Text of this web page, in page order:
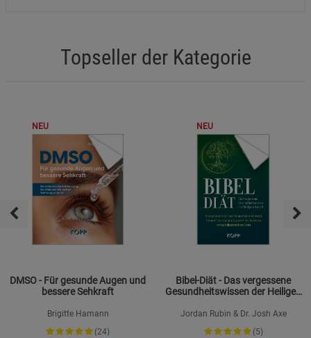
Topseller der Kategorie
NEU
DMSO - Für gesunde Augen und
bessere Sehkraft
Brigitte Hamann
(24)
NEU
Bibel-Diät - Das vergessene
Gesundheitswissen der Heiligen
Jordan Rubin & Dr. Josh Axe
(5)